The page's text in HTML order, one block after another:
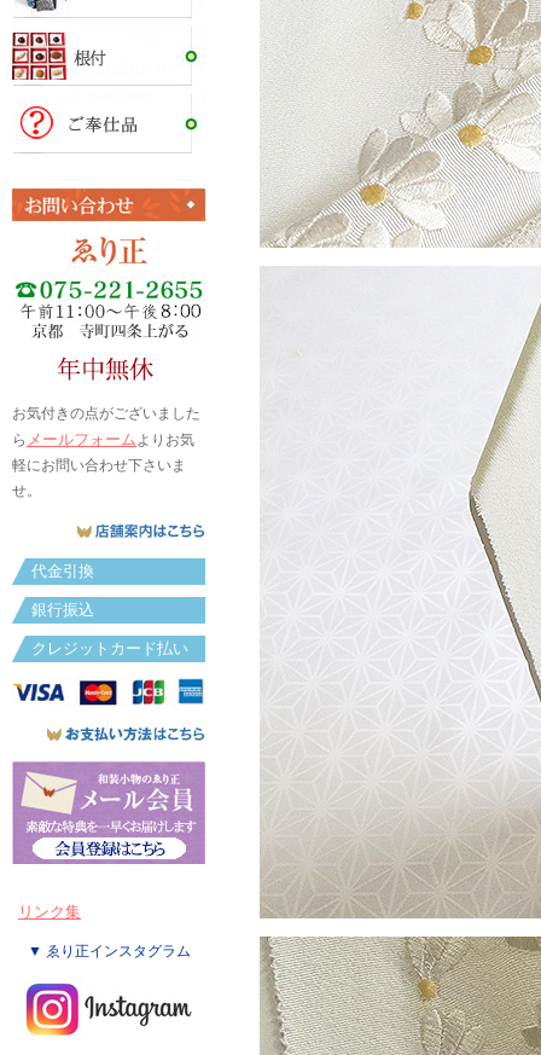
お気付きの点がございました
ら メールフォームよりお気
軽にお問い合わせ下さいま
せ。
代金引換
銀行振込
クレジットカード払い
リンク集
▼ ゑり正インスタグラム